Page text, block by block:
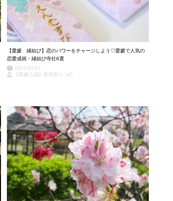
【愛媛 縁結び】恋のパワーをチャージしよう♡愛媛で人気の
恋愛成就・縁結び寺社6選
2021/03/27
【愛媛公認】曽我美なつめ